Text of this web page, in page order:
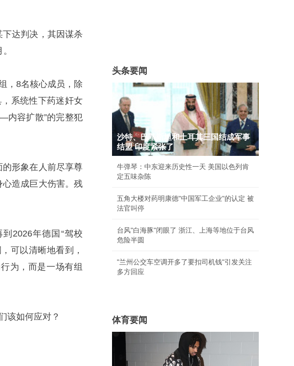
达判决，其因谋杀
，8名核心成员，除
系统性下药迷奸女
内容扩散”的完整犯
形象在人前尽享尊
造成巨大伤害。残
2026年德国“驾校
可以清晰地看到，
为，而是一场有组
该如何应对？
头条要闻
沙特、巴基斯坦和土耳其三国结成军事
结盟 印度紧张了
牛弹琴：中东迎来历史性一天 美国以色列肯
定五味杂陈
五角大楼对药明康德"中国军工企业"的认定 被
法官叫停
台风"白海豚"闭眼了 浙江、上海等地位于台风
危险半圆
"兰州公交车空调开多了要扣司机钱"引发关注
多方回应
体育要闻